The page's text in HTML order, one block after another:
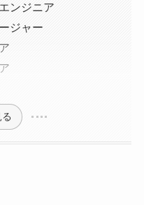
ンジニア
ジャー